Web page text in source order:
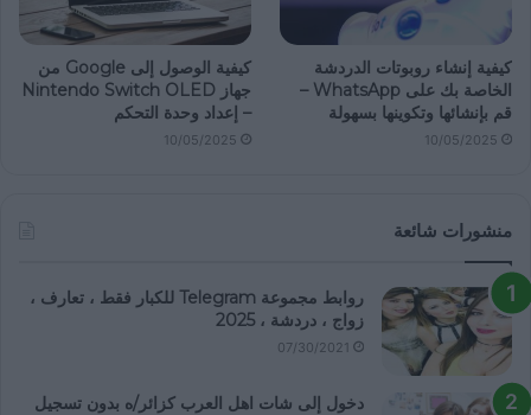
كيفية إنشاء روبوتات الدردشة
الخاصة بك على WhatsApp –
قم بإنشائها وتكوينها بسهولة
10/05/2025
كيفية الوصول إلى Google من
جهاز Nintendo Switch OLED
– إعداد وحدة التحكم
10/05/2025
منشورات شائعة
روابط مجموعة Telegram للكبار فقط ، تعارف ،
زواج ، دردشة ، 2025
07/30/2021
دخول إلى شات اهل العرب كزائر/ه بدون تسجيل